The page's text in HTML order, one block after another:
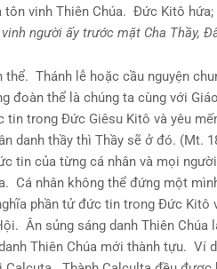
vinh Thiên Chúa. Đức Kitô hứa;
người ấy trước mặt Cha Thầy,
thể. Thánh lễ hoặc cầu nguyện
đoàn thể là chúng ta cùng với
trong Đức Giêsu Kitô và yêu
danh thầy thì Thầy sẽ ở đó. (Mt.
tin của từng cá nhân và mọi
Cá nhân không thể đứng một
phần tử đức tin trong Đức Kitô
Ân sủng sáng danh Thiên Chúa
Thiên Chúa mới thành tựu. Ví